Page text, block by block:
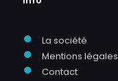
● La société
● Mentions légales
● Contact